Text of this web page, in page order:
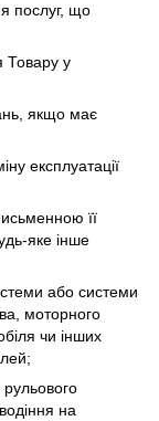
послуг, що
Товару у
якщо має
експлуатації
її
яке інше
або системи
моторного
чи інших
на